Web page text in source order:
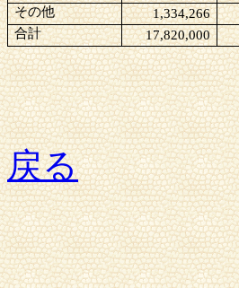
その他
1,334,266
合計
17,820,000
戻る